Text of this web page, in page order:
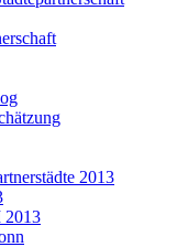
2013
2013